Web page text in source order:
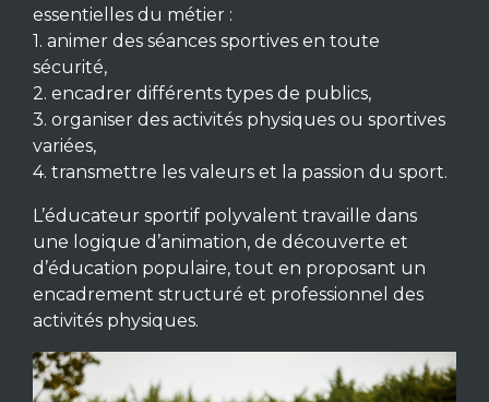
essentielles du métier :
1. animer des séances sportives en toute
sécurité,
2. encadrer différents types de publics,
3. organiser des activités physiques ou sportives
variées,
4. transmettre les valeurs et la passion du sport.
L’éducateur sportif polyvalent travaille dans
une logique d’animation, de découverte et
d’éducation populaire, tout en proposant un
encadrement structuré et professionnel des
activités physiques.